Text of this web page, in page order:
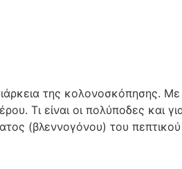
της κολονοσκόπησης.
Τι είναι οι πολύποδες και
(βλεννογόνου) του